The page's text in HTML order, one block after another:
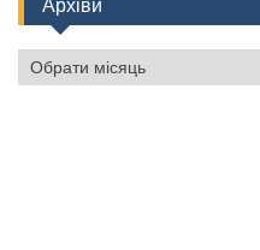
Архіви
Архіви